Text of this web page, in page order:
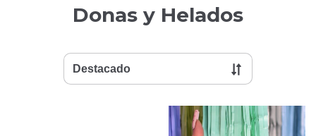
Donas y Helados